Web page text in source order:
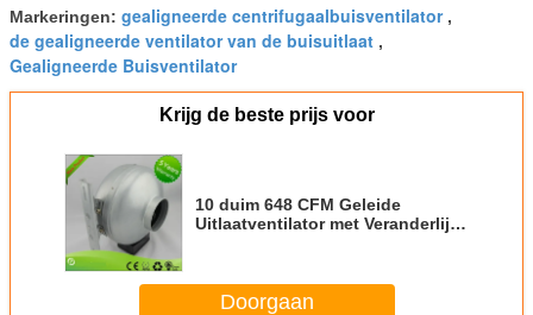
Markeringen: gealigneerde centrifugaalbuisventilator,
de gealigneerde ventilator van de buisuitlaat ,
Gealigneerde Buisventilator
Krijg de beste prijs voor
10 duim 648 CFM Geleide
Uitlaatventilator met Veranderlijk
Doorgaan